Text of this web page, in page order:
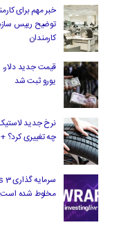
خبر مهم برای
توضیح رییس
کارمندان
یورو ثبت شد
نرخ جدید
چه تغییری کرد؟
مخلوط شده است. USD عمدتا پایین.